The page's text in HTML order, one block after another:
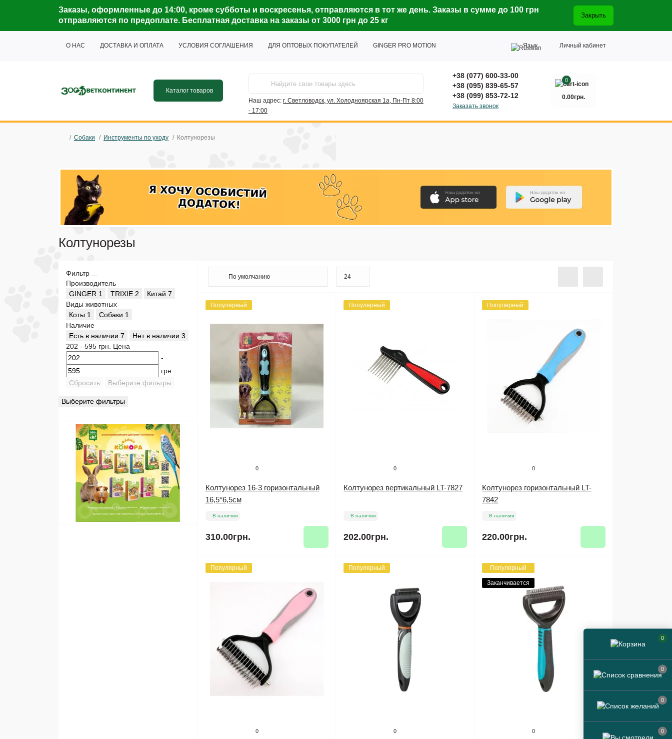
0
0
0
0
Заказы, оформленные до 14:00, кроме субботы и воскресенья, отправляются в тот же день. Заказы в сумме до 100 грн
отправляются по предоплате. Бесплатная доставка на заказы от 3000 грн до 25 кг
Закрыть
О НАС ДОСТАВКА И ОПЛАТА УСЛОВИЯ СОГЛАШЕНИЯ ДЛЯ ОПТОВЫХ ПОКУПАТЕЛЕЙ GINGER PRO MOTION Язык Личный кабинет
Каталог товаров
Наш адрес: г. Светловодск, ул. Холодноярская 1а, Пн-Пт 8:00
- 17:00
+38 (077) 600-33-00
+38 (095) 839-65-57
+38 (099) 853-72-12
Заказать звонок
0
0.00грн.
Собаки Инструменты по уходу Колтунорезы
Колтунорезы
Фильтр
Производитель
GINGER 1 TRIXIE 2 Китай 7
Виды животных
Коты 1 Собаки 1
Наличие
Есть в наличии 7 Нет в наличии 3
202 - 595 грн. Цена
-
грн.
Сбросить
Выберите фильтры
Выберите фильтры
Популярный
0
Колтунорез 16-3 горизонтальный
16,5*6,5см
В наличии
310.00грн.
Популярный
0
Колтунорез вертикальный LT-7827
В наличии
202.00грн.
Популярный
0
Колтунорез горизонтальный LT-
7842
В наличии
220.00грн.
Популярный
0
Популярный
0
Популярный
Заканчивается
0